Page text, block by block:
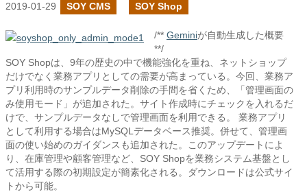
2019-01-29 SOY CMS SOY Shop
/** Geminiが自動生成した概要
**/
SOY Shopは、9年の歴史の中で機能強化を重ね、ネットショップ
だけでなく業務アプリとしての需要が高まっている。今回、業務ア
プリ利用時のサンプルデータ削除の手間を省くため、「管理画面の
み使用モード」が追加された。サイト作成時にチェックを入れるだ
けで、サンプルデータなしで管理画面を利用できる。 業務アプリ
として利用する場合はMySQLデータベース推奨。併せて、管理画
面の使い始めのガイダンスも追加された。このアップデートによ
り、在庫管理や顧客管理など、SOY Shopを業務システム基盤とし
て活用する際の初期設定が簡素化される。ダウンロードは公式サイ
トから可能。